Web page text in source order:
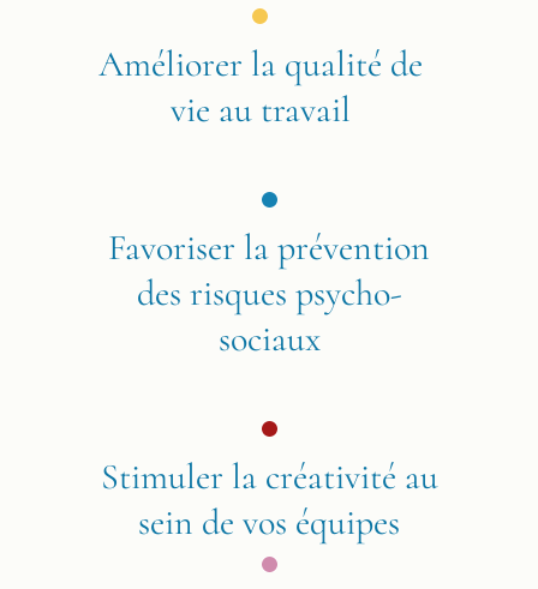
Améliorer la qualité de
vie au travail
Favoriser la prévention
des risques psycho-
sociaux
Stimuler la créativité au
sein de vos équipes